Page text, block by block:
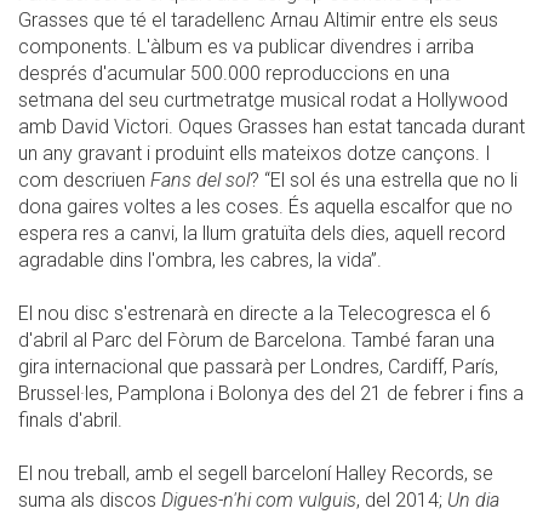
Grasses que té el taradellenc Arnau Altimir entre els seus
components. L'àlbum es va publicar divendres i arriba
després d'acumular 500.000 reproduccions en una
setmana del seu curtmetratge musical rodat a Hollywood
amb David Victori. Oques Grasses han estat tancada durant
un any gravant i produint ells mateixos dotze cançons. I
com descriuen Fans del sol? “El sol és una estrella que no li
dona gaires voltes a les coses. És aquella escalfor que no
espera res a canvi, la llum gratuïta dels dies, aquell record
agradable dins l'ombra, les cabres, la vida”.
El nou disc s'estrenarà en directe a la Telecogresca el 6
d'abril al Parc del Fòrum de Barcelona. També faran una
gira internacional que passarà per Londres, Cardiff, París,
Brussel·les, Pamplona i Bolonya des del 21 de febrer i fins a
finals d'abril.
El nou treball, amb el segell barceloní Halley Records, se
suma als discos Digues-n'hi com vulguis, del 2014; Un dia